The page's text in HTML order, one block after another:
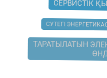
СЕРВИСТІК
СУТЕГІ
ТАРАТЫЛАТЫН